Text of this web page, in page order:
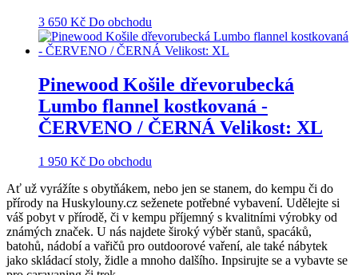
3 650 Kč Do obchodu
Pinewood Košile dřevorubecká
Lumbo flannel kostkovaná -
ČERVENO / ČERNÁ Velikost: XL
1 950 Kč Do obchodu
Ať už vyrážíte s obytňákem, nebo jen se stanem, do kempu či do
přírody na Huskylouny.cz seženete potřebné vybavení. Udělejte si
váš pobyt v přírodě, či v kempu příjemný s kvalitními výrobky od
známých značek. U nás najdete široký výběr stanů, spacáků,
batohů, nádobí a vařičů pro outdoorové vaření, ale také nábytek
jako skládací stoly, židle a mnoho dalšího. Inpsirujte se a vybavte se